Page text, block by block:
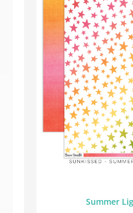
Summer